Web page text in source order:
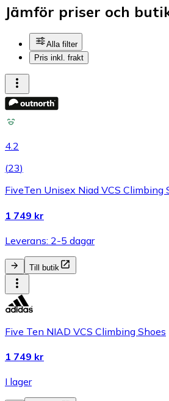
Jämför priser och
Alla filter
Pris inkl. frakt
4.2
(23)
FiveTen Unisex Niad VCS
1 749 kr
Leverans: 2-5 dagar
Till butik
Five Ten NIAD VCS Climbing Shoes
1 749 kr
I lager